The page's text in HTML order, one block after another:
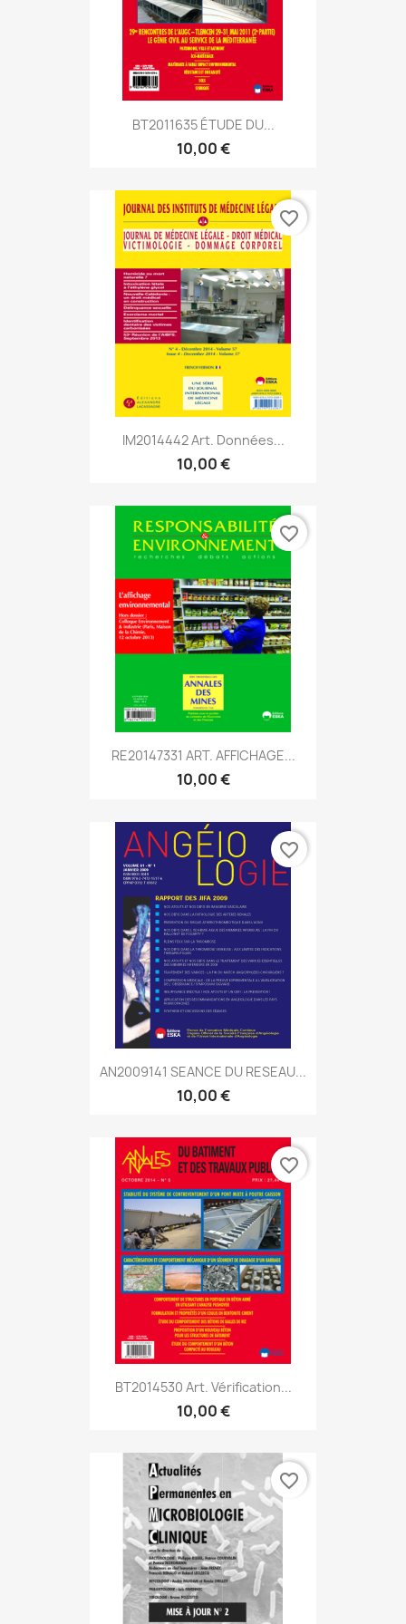
BT2011635 ÉTUDE DU...
10,00 €
IM2014442 Art. Données...
10,00 €
favorite_border
RE20147331 ART. AFFICHAGE...
10,00 €
favorite_border
AN2009141 SEANCE DU RESEAU...
10,00 €
favorite_border
BT2014530 Art. Vérification...
10,00 €
favorite_border
favorite_border